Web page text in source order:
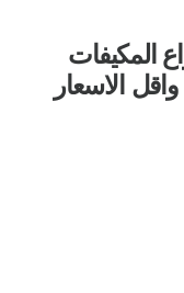
المكيفات
الاسعار